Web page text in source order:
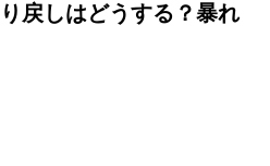
戻しはどうする？暴れ